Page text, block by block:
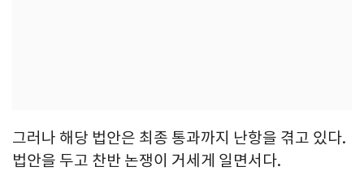
그러나 해당 법안은 최종 통과까지 난항을 겪고 있다.
법안을 두고 찬반 논쟁이 거세게 일면서다.